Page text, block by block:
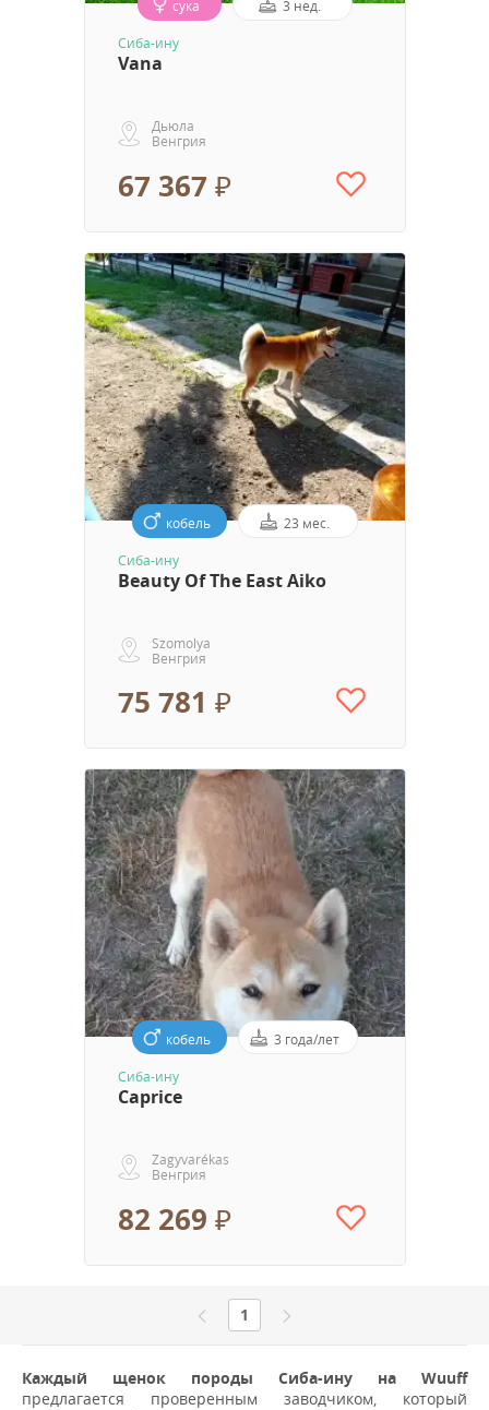
сука 3 нед.
Сиба-ину
Vana
Дьюла
Венгрия
67 367 ₽
кобель 23 мес.
Сиба-ину
Beauty Of The East Aiko
Szomolya
Венгрия
75 781 ₽
кобель 3 года/лет
Сиба-ину
Caprice
Zagyvarékas
Венгрия
82 269 ₽
1
Каждый щенок породы Сиба-ину на Wuuff
предлагается проверенным заводчиком, который